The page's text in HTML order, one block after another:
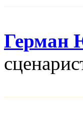
Герман